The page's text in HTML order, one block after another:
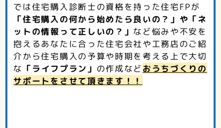
では住宅購入診断士の資格を持った住宅FPが
「住宅購入の何から始めたら良いの？」や「ネ
ットの情報って正しいの？」 など悩みや不安を
抱えるあなたに合った住宅会社や工務店のご紹
介から住宅購入の予算や時期を考える上で大切
な 「ライフプラン」 の作成など おうちづくりの
サポートをさせて頂きます！！